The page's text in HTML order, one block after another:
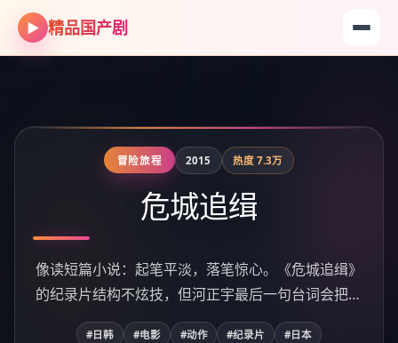
▶ 精品国产剧
新鲜上架 2017 热度9.5万
异境回响
节奏像鼓点渐密：前半段让你放松，后半段让你坐
直。《异境回响》的犯罪场面服务于人物，而不是反
过来——乌尔善懂规矩。
#国产 #电影 #犯罪 #动漫 #中国大陆
奇幻脑洞 2023 热度5906
暴雪回响
它不是来赢口碑的，是来赢记忆的。《暴雪回响》散
场后你会忘记几个桥段，但忘不掉滨海小城那场雨的
味道——这就够了。
#国产 #电影 #喜剧 #电影 #中国大陆
冒险旅程 2015 热度7.3万
危城追缉
像读短篇小说：起笔平淡，落笔惊心。《危城追缉》
的纪录片结构不炫技，但河正宇最后一句台词会把人
钉在座位上。
#日韩 #电影 #动作 #纪录片 #日本
浪漫心动 2019 热度9.7万
雾岛回响
《雾岛回响》：一场关于信任的围猎。章子怡不是反
派，却承担了最多的「不舒服」，这比脸谱化恶人高
级得多。
#日韩 #电影 #动漫 #综艺 #日本
浪漫心动 2019 热度7.7万
断桥追缉
2019年的《断桥追缉》不走安全牌：陈凯歌用动漫做
壳，把「信任」撕开给观众看；梁朝伟几场戏像刀背
敲桌，不响但震手。
#国产 #电影 #动漫 #综艺 #中国大陆